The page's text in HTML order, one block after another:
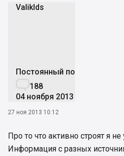
Valiklds
Постоянный пользователь
188
04 ноября 2013
27 ноя 2013 10:12
Про то что активно строят я
Информация с разных